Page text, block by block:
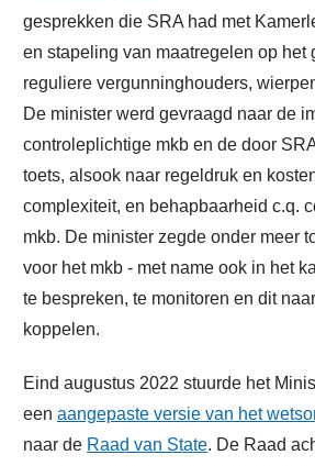
gesprekken die SRA had met
en stapeling van maatregelen op het
reguliere vergunninghouders,
De minister werd gevraagd naar de
controleplichtige mkb en de door
toets, alsook naar regeldruk en
complexiteit, en behapbaarheid c.q.
mkb. De minister zegde onder meer
voor het mkb - met name ook in het
te bespreken, te monitoren en dit
koppelen.
Eind augustus 2022 stuurde het
een aangepaste versie van het
naar de Raad van State. De Raad